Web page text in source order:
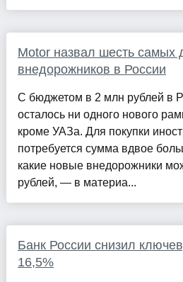
Motor назвал шесть самых
внедорожников в России
С бюджетом в 2 млн рублей в
осталось ни одного нового
кроме УАЗа. Для покупки
потребуется сумма вдвое
какие новые внедорожники
рублей, — в материа...
Банк России снизил
16,5%